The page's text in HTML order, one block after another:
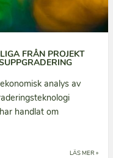
FRÅN PROJEKT
analys av
handlat om
LÄS MER »